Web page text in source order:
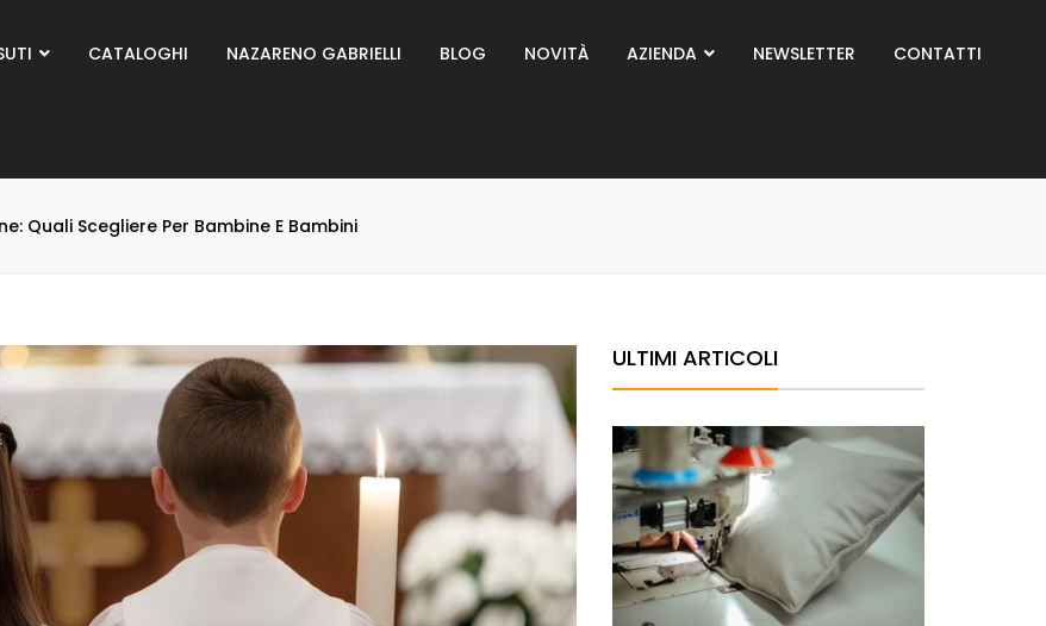
CATALOGHI NAZARENO GABRIELLI BLOG NOVITÀ AZIENDA NEWSLETTER CONTATTI
Quali Scegliere Per Bambine E Bambini
ULTIMI ARTICOLI